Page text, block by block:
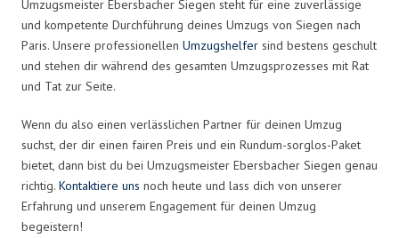
Umzugsmeister Ebersbacher Siegen steht für eine zuverlässige
und kompetente Durchführung deines Umzugs von Siegen nach
Paris. Unsere professionellen Umzugshelfer sind bestens geschult
und stehen dir während des gesamten Umzugsprozesses mit Rat
und Tat zur Seite.
Wenn du also einen verlässlichen Partner für deinen Umzug
suchst, der dir einen fairen Preis und ein Rundum-sorglos-Paket
bietet, dann bist du bei Umzugsmeister Ebersbacher Siegen genau
richtig. Kontaktiere uns noch heute und lass dich von unserer
Erfahrung und unserem Engagement für deinen Umzug
begeistern!